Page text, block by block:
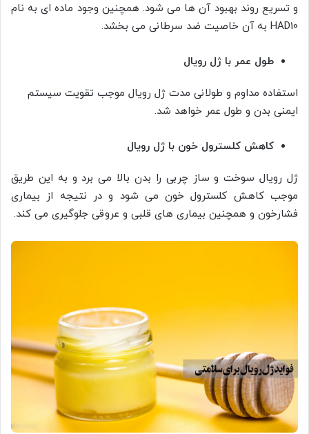
و تسریع روند بهبود آن ها می شود. همچنین وجود ماده ای به نام
HAD10 به آن خاصیت ضد سرطانی می بخشد.
طول عمر با ژل رویال
استفاده مداوم و طولانی مدت ژل رویال موجب تقویت سیستم
ایمنی بدن و طول عمر خواهد شد.
کاهش کلسترول خون با ژل رویال
ژل رویال سوخت و ساز چربی را بدن بالا می برد و به این طریق
موجب کاهش کلسترول خون می شود و در نتیجه از بیماری
فشارخون و همچنین بیماری های قلبی و عروقی جلوگیری می کند.